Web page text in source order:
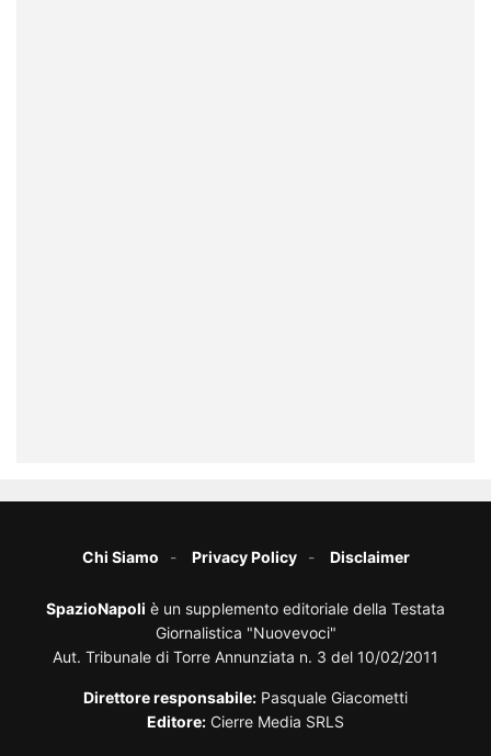
Chi Siamo Privacy Policy Disclaimer
SpazioNapoli è un supplemento editoriale della Testata
Giornalistica "Nuovevoci"
Aut. Tribunale di Torre Annunziata n. 3 del 10/02/2011
Direttore responsabile: Pasquale Giacometti
Editore: Cierre Media SRLS